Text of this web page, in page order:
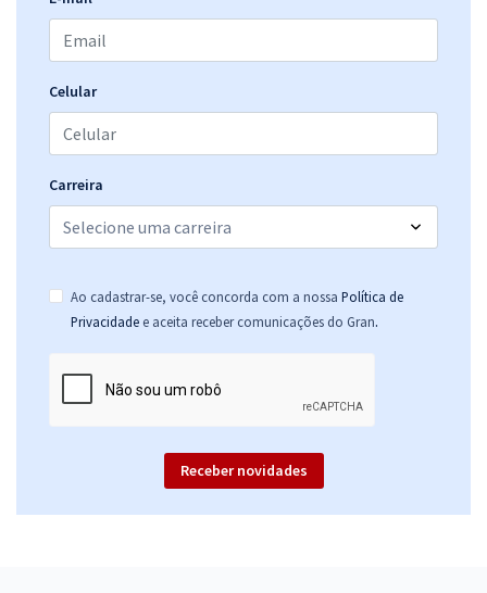
SES MS - Secretaria de Saúde do Estado do Mato Grosso do Sul -
Auditor de Serviços de Saúde - Administrador
R$ 439,04à vista
Economize R$ 109,76 (-20%)
Comprar
SES MS - Secretaria de Saúde do Estado do Mato Grosso do Sul -
Administração
R$ 279,12à vista
R$23,26
Economize R$ 69,78 (-20%)
Comprar
Celular
Carreira
Ao cadastrar-se, você concorda com a nossa Política de
Privacidade e aceita receber comunicações do Gran.
Receber novidades